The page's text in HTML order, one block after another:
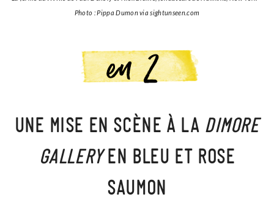
Photo : Pippa Dumon via sightunseen.com
UNE MISE EN SCÈNE À LA DIMORE
GALLERYEN BLEU ET ROSE
SAUMON